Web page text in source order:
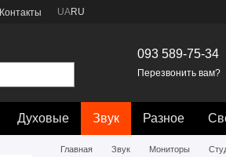
Контакты UARU
093 589-75-34
Перезвонить вам?
Духовые Звук Разное
Главная Звук Мониторы